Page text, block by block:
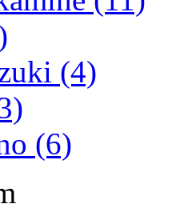
(4)
(6)